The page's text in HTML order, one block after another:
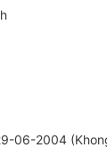
06-2004